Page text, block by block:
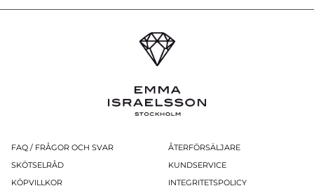
FAQ / FRÅGOR OCH SVAR
SKÖTSELRÅD
KÖPVILLKOR
ÅTERFÖRSÄLJARE
KUNDSERVICE
INTEGRITETSPOLICY